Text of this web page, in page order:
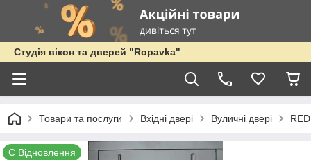
Студія вікон та дверей "Ropavka"
Товари та послуги Вхідні двері Вуличні двері
Є Відновлення